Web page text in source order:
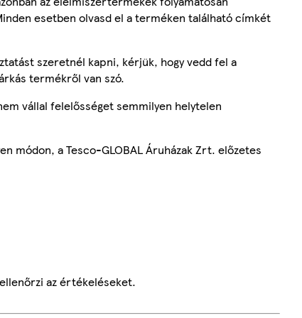
esetben olvasd el a terméken található címkét
szeretnél kapni, kérjük, hogy vedd fel a
termékről van szó.
vállal felelősséget semmilyen helytelen
módon, a Tesco-GLOBAL Áruházak Zrt. előzetes
az értékeléseket.